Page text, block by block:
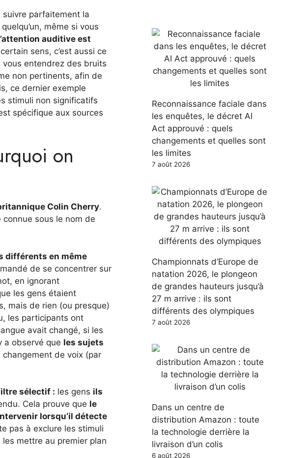
parfaitement la
même si vous
auditive est
sens, c’est aussi ce
entendrez des bruits
non pertinents, afin de
ce dernier exemple
stimuli non significatifs
spécifique aux sources
on
Colin Cherry.
sous le nom de
différents en même
de se concentrer sur
en ignorant
les gens étaient
mais de rien (ou presque)
les participants ont
avait changé, si les
a observé que les sujets
changement de voix (par
sélectif : les gens ils
Cela prouve que le
lorsqu’il détecte
pas à exclure les stimuli
mettre au premier plan
Reconnaissance faciale dans
les enquêtes, le décret AI
Act approuvé : quels
changements et quelles sont
les limites
7 août 2026
Championnats d’Europe de
natation 2026, le plongeon
de grandes hauteurs jusqu’à
27 m arrive : ils sont
différents des olympiques
7 août 2026
Dans un centre de
distribution Amazon : toute
la technologie derrière la
livraison d’un colis
6 août 2026